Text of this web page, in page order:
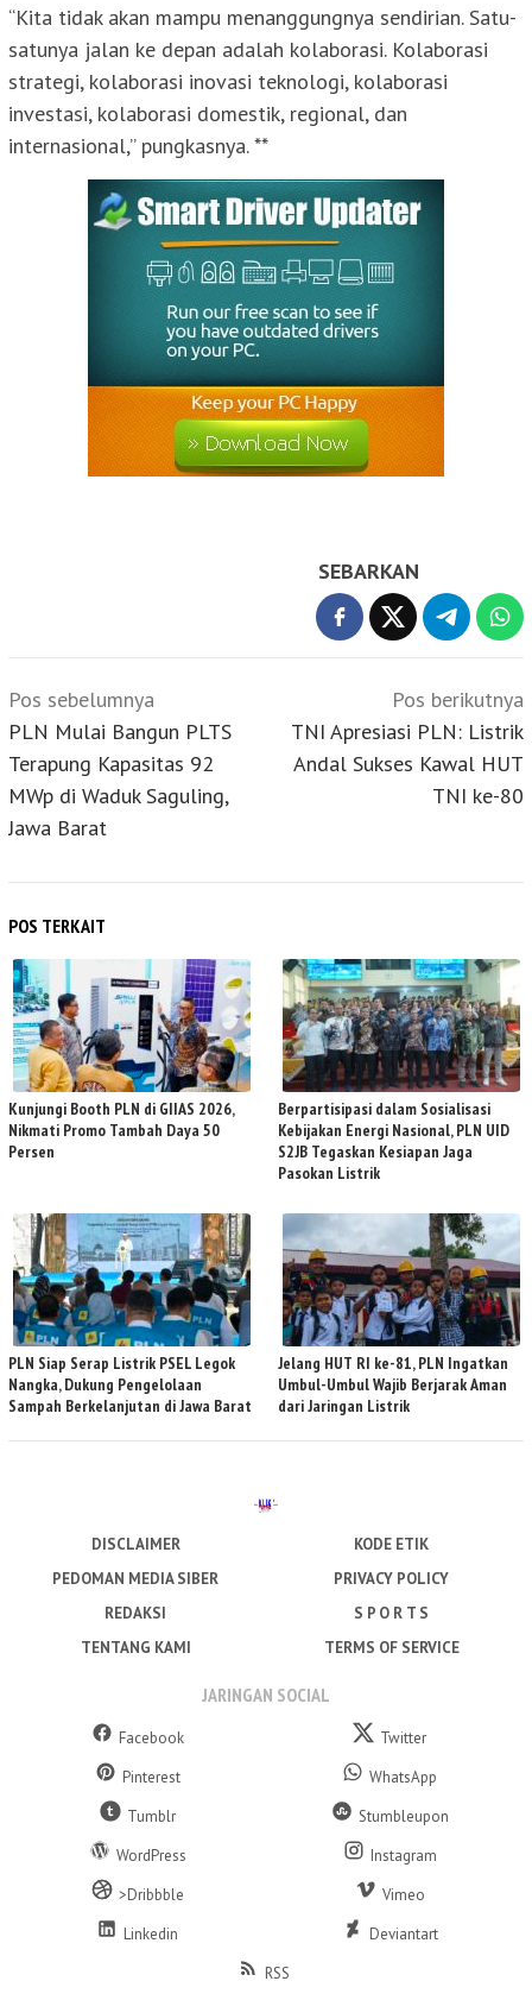
“Kita tidak akan mampu menanggungnya sendirian. Satu-
satunya jalan ke depan adalah kolaborasi. Kolaborasi
strategi, kolaborasi inovasi teknologi, kolaborasi
investasi, kolaborasi domestik, regional, dan
internasional,” pungkasnya. **
SEBARKAN
Navigasi
pos
Pos sebelumnya
PLN Mulai Bangun PLTS
Terapung Kapasitas 92
MWp di Waduk Saguling,
Jawa Barat
Pos berikutnya
TNI Apresiasi PLN: Listrik
Andal Sukses Kawal HUT
TNI ke-80
POS TERKAIT
Kunjungi Booth PLN di GIIAS 2026,
Nikmati Promo Tambah Daya 50
Persen
Berpartisipasi dalam Sosialisasi
Kebijakan Energi Nasional, PLN UID
S2JB Tegaskan Kesiapan Jaga
Pasokan Listrik
PLN Siap Serap Listrik PSEL Legok
Nangka, Dukung Pengelolaan
Sampah Berkelanjutan di Jawa Barat
Jelang HUT RI ke-81, PLN Ingatkan
Umbul-Umbul Wajib Berjarak Aman
dari Jaringan Listrik
DISCLAIMER
KODE ETIK
PEDOMAN MEDIA SIBER
PRIVACY POLICY
REDAKSI
S P O R T S
TENTANG KAMI
TERMS OF SERVICE
JARINGAN SOCIAL
Facebook
Twitter
Pinterest
WhatsApp
Tumblr
Stumbleupon
WordPress
Instagram
>Dribbble
Vimeo
Linkedin
Deviantart
RSS